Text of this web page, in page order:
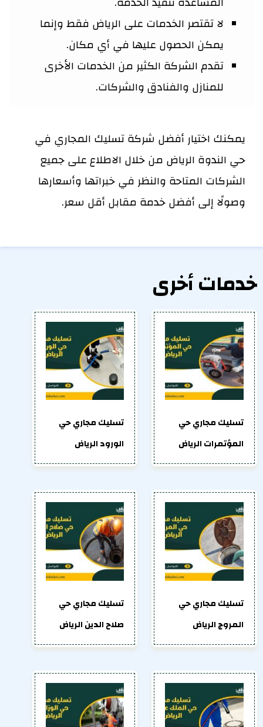
لا تقتصر الخدمات على الرياض فقط وإنما
يمكن الحصول عليها في أي مكان.
تقدم الشركة الكثير من الخدمات الأخرى
للمنازل والفنادق والشركات.
يمكنك اختيار أفضل شركة تسليك المجاري في
حي الندوة الرياض من خلال الاطلاع على جميع
الشركات المتاحة والنظر في خبراتها وأسعارها
وصولًا إلى أفضل خدمة مقابل أقل سعر.
خدمات أخرى
تسليك مجاري حي
المؤتمرات الرياض
تسليك مجاري حي
الورود الرياض
تسليك مجاري حي
المروج الرياض
تسليك مجاري حي
صلاح الدين الرياض